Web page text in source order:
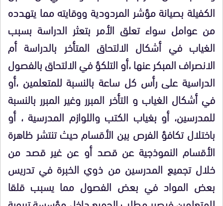
الكفيلة بصيانة مؤشر المردودية ووقايته مما يتهدده
من عوامل سواء تعلق الأمر بتعثر الدراسة بسبب
الغياب في أشكال الالتحاق المتأخر بالدراسة أم
الانصراف المبكر عنها ،أو التلكؤ في الالتحاق بالفصول
الدراسية على رأس كل ساعة بالنسبة للمتعلمين ،أو
في أشكال الغياب و التأخر المبرر وغير المبرر بالنسبة
للمدرسين، أو بغياب الكتب واللوازم المدرسية ، أو
باختلال تكافؤ الفرص بين الأقسام حيث تنتشر ظاهرة
الأقسام النموذجية عن قصد أو عن غير قصد من
خلال تجميع المدرسين من ذوي الخبرة في تدريس
بعض المواد في بعض الفصول مما يسبب قلقا